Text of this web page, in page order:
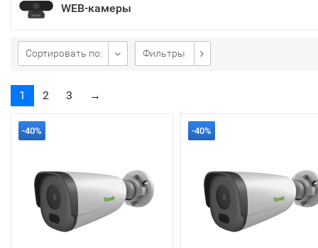
WEB-камеры
Сортировать по: Фильтры
1 2 3 →
-40% -40%